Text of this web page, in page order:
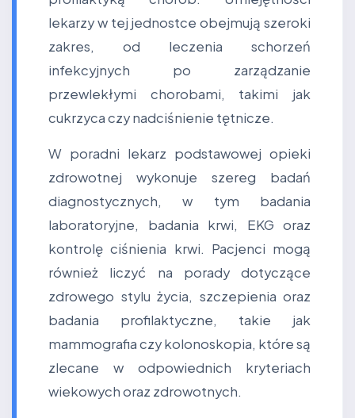
lekarzy w tej jednostce obejmują szeroki
zakres, od leczenia schorzeń
infekcyjnych po zarządzanie
przewlekłymi chorobami, takimi jak
cukrzyca czy nadciśnienie tętnicze.
W poradni lekarz podstawowej opieki
zdrowotnej wykonuje szereg badań
diagnostycznych, w tym badania
laboratoryjne, badania krwi, EKG oraz
kontrolę ciśnienia krwi. Pacjenci mogą
również liczyć na porady dotyczące
zdrowego stylu życia, szczepienia oraz
badania profilaktyczne, takie jak
mammografia czy kolonoskopia, które są
zlecane w odpowiednich kryteriach
wiekowych oraz zdrowotnych.